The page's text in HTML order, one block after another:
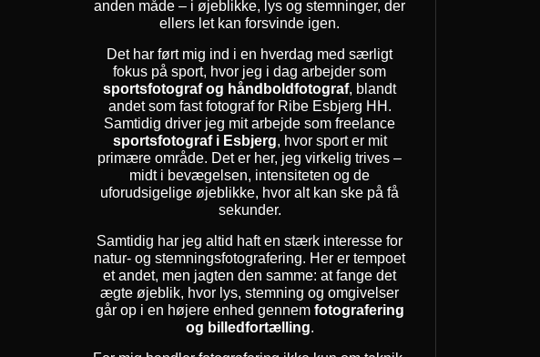
anden måde – i øjeblikke, lys og stemninger, der
ellers let kan forsvinde igen.
Det har ført mig ind i en hverdag med særligt
fokus på sport, hvor jeg i dag arbejder som
sportsfotograf og håndboldfotograf, blandt
andet som fast fotograf for Ribe Esbjerg HH.
Samtidig driver jeg mit arbejde som freelance
sportsfotograf i Esbjerg, hvor sport er mit
primære område. Det er her, jeg virkelig trives –
midt i bevægelsen, intensiteten og de
uforudsigelige øjeblikke, hvor alt kan ske på få
sekunder.
Samtidig har jeg altid haft en stærk interesse for
natur- og stemningsfotografering. Her er tempoet
et andet, men jagten den samme: at fange det
ægte øjeblik, hvor lys, stemning og omgivelser
går op i en højere enhed gennem fotografering
og billedfortælling.